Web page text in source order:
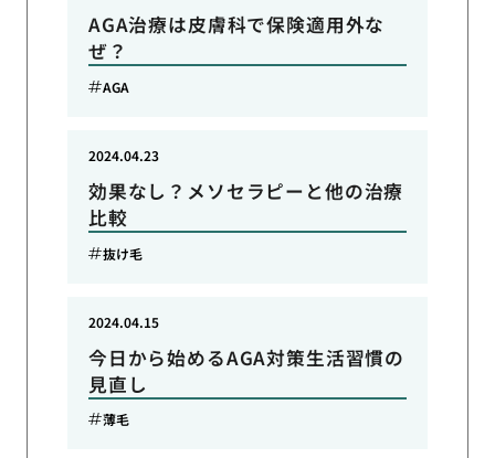
AGA治療は皮膚科で保険適用外な
ぜ？
AGA
効果なし？メソセラピーと他の治療
比較
2024.04.23
抜け毛
今日から始めるAGA対策生活習慣の
見直し
2024.04.15
薄毛